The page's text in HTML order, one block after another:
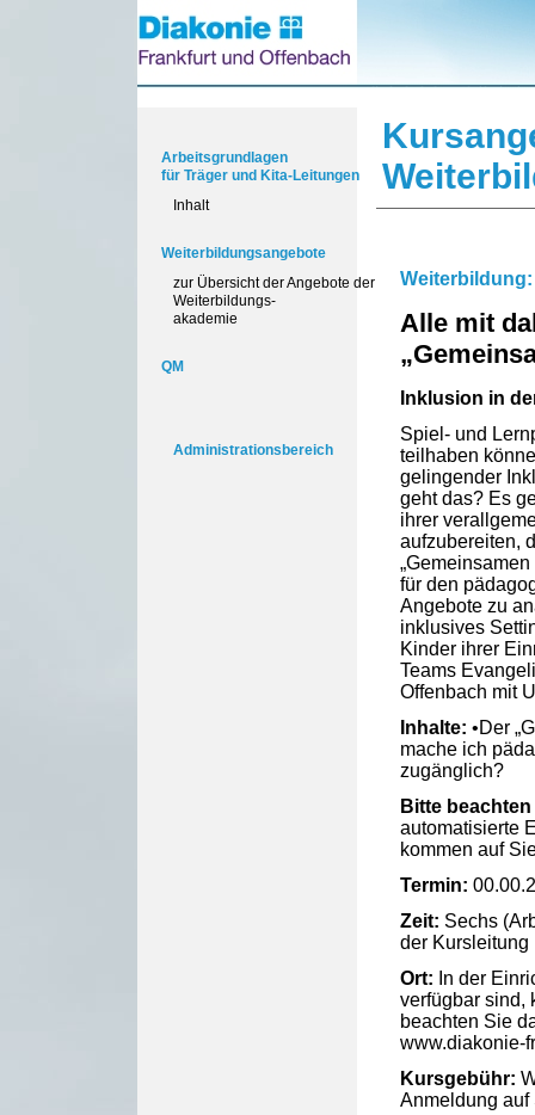
Arbeitsgrundlagen
für Träger und Kita-Leitungen
Inhalt
Weiterbildungsangebote
zur Übersicht der Angebote der
Weiterbildungs-
akademie
QM
Administrationsbereich
Weiterbildung:
Alle mit
Inklusion in
Spiel- und
teilhaben
gelingender
geht das? Es
ihrer
aufzubereiten,
für den
Angebote zu
inklusives
Kinder ihrer
Teams
Offenbach mit
Inhalte: •Der
mache ich
zugänglich?
Bitte beachten
automatisierte
kommen auf
Termin:
Zeit: Sechs
der Kursleitung
Ort: In der
verfügbar sind,
beachten Sie
www.diakonie-
Kursgebühr:
Anmeldung auf